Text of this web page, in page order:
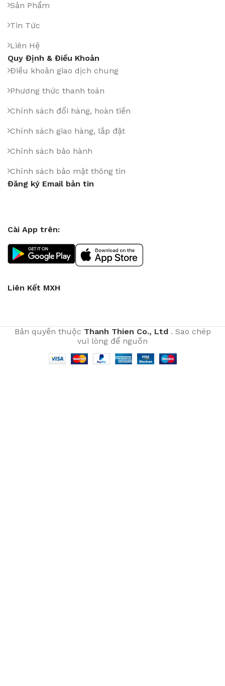
Sản Phẩm
Tin Tức
Liên Hệ
Quy Định & Điều Khoản
Điều khoản giao dịch chung
Phương thức thanh toán
Chính sách đổi hàng, hoàn tiền
Chính sách giao hàng, lắp đặt
Chính sách bảo hành
Chính sách bảo mật thông tin
Đăng ký Email bản tin
Cài App trên:
Liên Kết MXH
Bản quyền thuộc Thanh Thien Co., Ltd. Sao chép
vui lòng để nguồn